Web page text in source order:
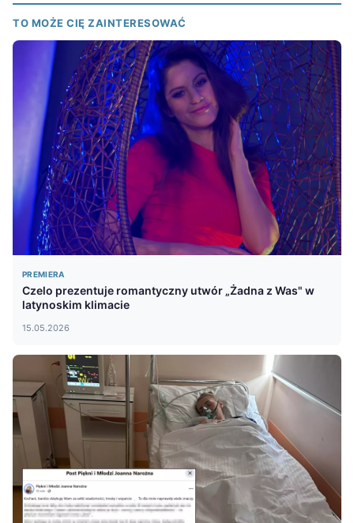
TO MOŻE CIĘ ZAINTERESOWAĆ
PREMIERA
Czelo prezentuje romantyczny utwór „Żadna z Was" w
latynoskim klimacie
15.05.2026